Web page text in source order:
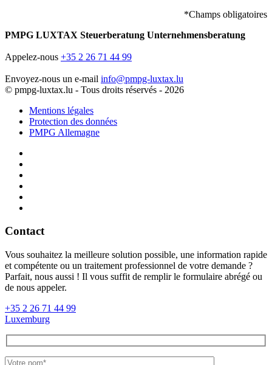
*Champs obligatoires
PMPG LUXTAX Steuerberatung Unternehmensberatung
Appelez-nous +35 2 26 71 44 99
Envoyez-nous un e-mail info@pmpg-luxtax.lu
© pmpg-luxtax.lu - Tous droits réservés - 2026
Mentions légales
Protection des données
PMPG Allemagne
Contact
Vous souhaitez la meilleure solution possible, une information rapide
et compétente ou un traitement professionnel de votre demande ?
Parfait, nous aussi ! Il vous suffit de remplir le formulaire abrégé ou
de nous appeler.
+35 2 26 71 44 99
Luxemburg